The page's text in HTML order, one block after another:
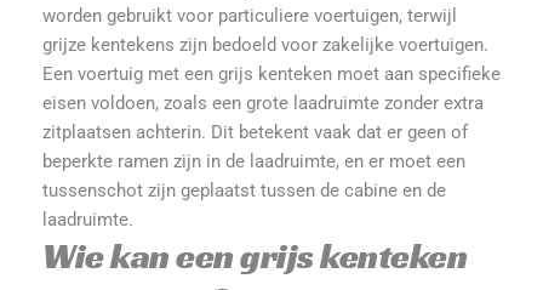
worden gebruikt voor particuliere voertuigen, terwijl
grijze kentekens zijn bedoeld voor zakelijke voertuigen.
Een voertuig met een grijs kenteken moet aan specifieke
eisen voldoen, zoals een grote laadruimte zonder extra
zitplaatsen achterin. Dit betekent vaak dat er geen of
beperkte ramen zijn in de laadruimte, en er moet een
tussenschot zijn geplaatst tussen de cabine en de
laadruimte.
Wie kan een grijs kenteken